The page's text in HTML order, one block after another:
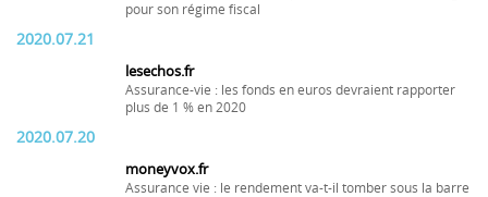
pour son régime fiscal
2020.07.21
lesechos.fr
Assurance-vie : les fonds en euros devraient rapporter
plus de 1 % en 2020
2020.07.20
moneyvox.fr
Assurance vie : le rendement va-t-il tomber sous la barre